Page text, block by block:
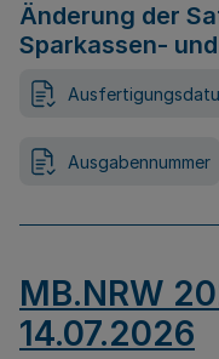
Änderung der
Sparkassen-
Ausgabennummer
MB.NRW
14.07.2026